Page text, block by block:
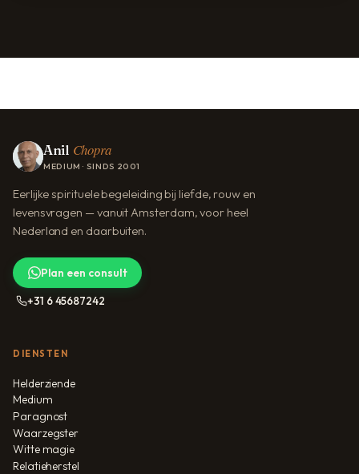
Anil Chopra
MEDIUM · SINDS 2001
Eerlijke spirituele begeleiding bij liefde, rouw en
levensvragen — vanuit Amsterdam, voor heel
Nederland en daarbuiten.
Plan een consult
+31 6 45687242
DIENSTEN
Helderziende
Medium
Paragnost
Waarzegster
Witte magie
Relatieherstel